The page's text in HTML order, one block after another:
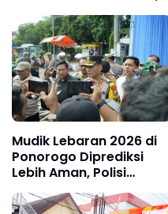
Polisi: Respons Cepat
untuk Jaga Rasa Aman
Warga
Mudik Lebaran 2026 di
Ponorogo Diprediksi
Lebih Aman, Polisi
Siagakan Pos dan
Antisipasi Jalur Longsor